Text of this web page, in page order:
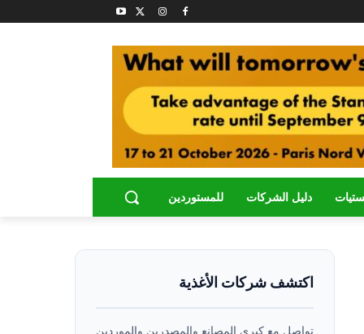
دليل الشركات للمستوردين
اكتشف شركات الأغذية
تواصل مع كبرى المصانع والمصدرين والموردين